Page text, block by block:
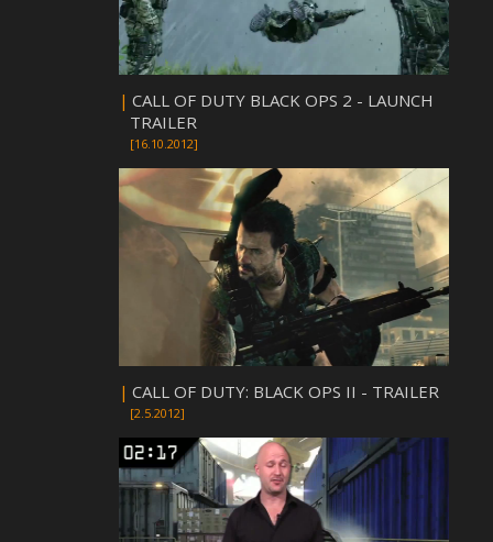
| CALL OF DUTY BLACK OPS 2 - LAUNCH
TRAILER
[16.10.2012]
| CALL OF DUTY: BLACK OPS II - TRAILER
[2.5.2012]